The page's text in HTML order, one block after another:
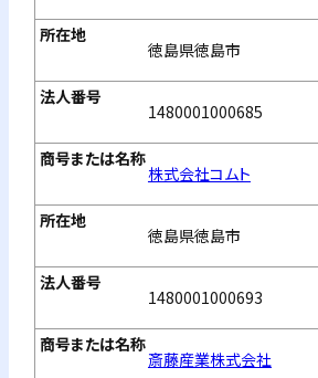
徳島県徳島市
1480001000685
株式会社コムト
徳島県徳島市
1480001000693
斎藤産業株式会社